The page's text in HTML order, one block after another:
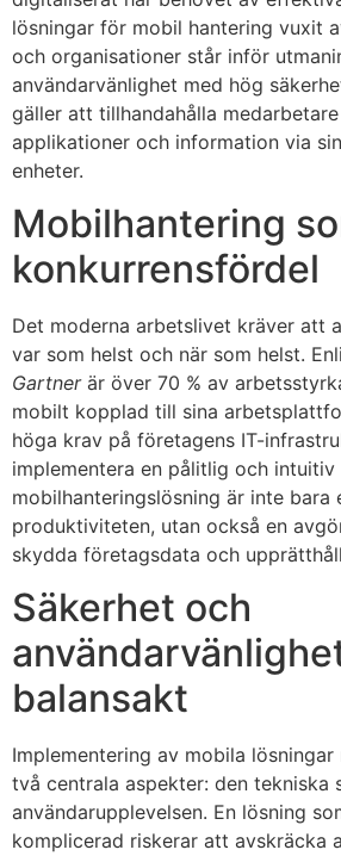
lösningar för mobil hantering vuxit
och organisationer står inför
användarvänlighet med hög
gäller att tillhandahålla
applikationer och information via
enheter.
Mobilhantering
konkurrensfördel
Det moderna arbetslivet kräver att
var som helst och när som helst.
Gartnerär över 70 % av
mobilt kopplad till sina
höga krav på företagens IT-
implementera en pålitlig och intuitiv
mobilhanteringslösning är inte
produktiviteten, utan också en
skydda företagsdata och
Säkerhet och
balansakt
Implementering av mobila
två centrala aspekter: den tekniska
användarupplevelsen. En lösning
komplicerad riskerar att avskräcka